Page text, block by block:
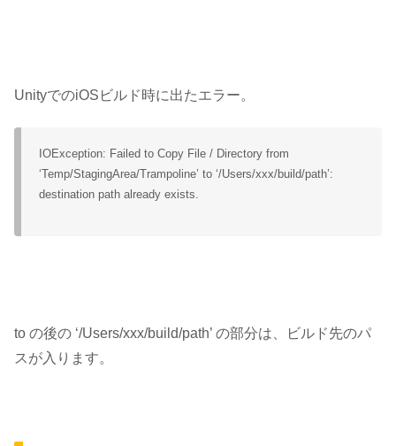
UnityでのiOSビルド時に出たエラー。
IOException: Failed to Copy File / Directory from
‘Temp/StagingArea/Trampoline’ to ‘/Users/xxx/build/path’:
destination path already exists.
to の後の ‘/Users/xxx/build/path’ の部分は、ビルド先のパ
スが入ります。